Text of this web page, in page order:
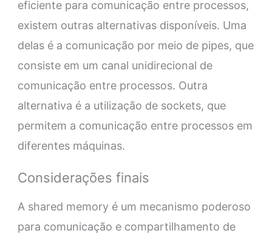
eficiente para comunicação entre processos,
existem outras alternativas disponíveis. Uma
delas é a comunicação por meio de pipes, que
consiste em um canal unidirecional de
comunicação entre processos. Outra
alternativa é a utilização de sockets, que
permitem a comunicação entre processos em
diferentes máquinas.
Considerações finais
A shared memory é um mecanismo poderoso
para comunicação e compartilhamento de